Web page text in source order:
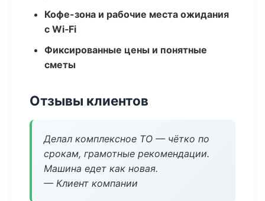
Кофе-зона и рабочие места ожидания
с Wi‑Fi
Фиксированные цены и понятные
сметы
Отзывы клиентов
Делал комплексное ТО — чётко по
срокам, грамотные рекомендации.
Машина едет как новая.
— Клиент компании